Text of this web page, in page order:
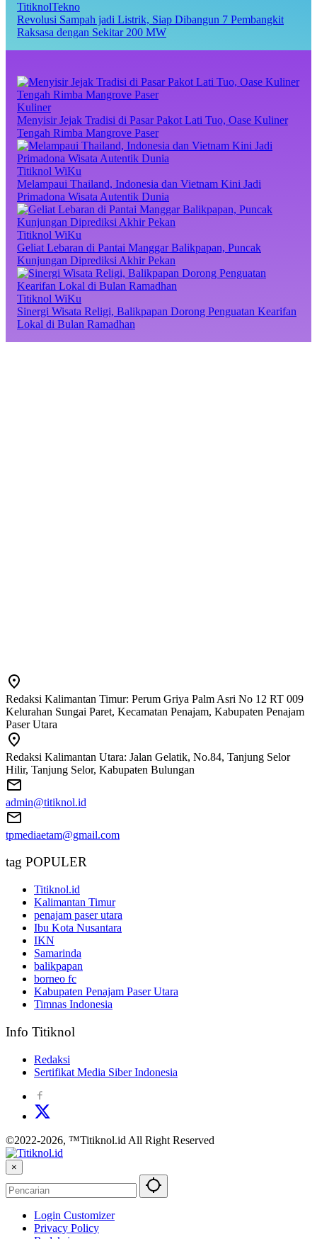
TitiknolTekno
Revolusi Sampah jadi Listrik, Siap Dibangun 7 Pembangkit
Raksasa dengan Sekitar 200 MW
Kuliner
Menyisir Jejak Tradisi di Pasar Pakot Lati Tuo, Oase Kuliner
Tengah Rimba Mangrove Paser
Titiknol WiKu
Melampaui Thailand, Indonesia dan Vietnam Kini Jadi
Primadona Wisata Autentik Dunia
Titiknol WiKu
Geliat Lebaran di Pantai Manggar Balikpapan, Puncak
Kunjungan Diprediksi Akhir Pekan
Titiknol WiKu
Sinergi Wisata Religi, Balikpapan Dorong Penguatan Kearifan
Lokal di Bulan Ramadhan
Redaksi Kalimantan Timur: Perum Griya Palm Asri No 12 RT 009
Kelurahan Sungai Paret, Kecamatan Penajam, Kabupaten Penajam
Paser Utara
Redaksi Kalimantan Utara: Jalan Gelatik, No.84, Tanjung Selor
Hilir, Tanjung Selor, Kabupaten Bulungan
admin@titiknol.id
tpmediaetam@gmail.com
tag POPULER
Titiknol.id
Kalimantan Timur
penajam paser utara
Ibu Kota Nusantara
IKN
Samarinda
balikpapan
borneo fc
Kabupaten Penajam Paser Utara
Timnas Indonesia
Info Titiknol
Redaksi
Sertifikat Media Siber Indonesia
©2022-2026, ™Titiknol.id All Right Reserved
×
Login Customizer
Privacy Policy